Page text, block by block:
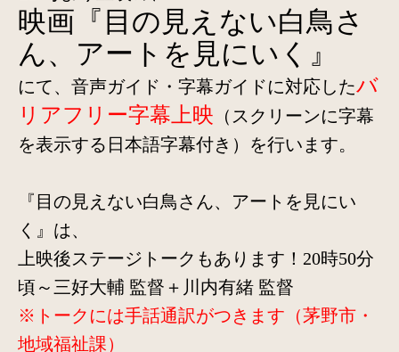
映画『目の見えない白鳥さ
ん、アートを見にいく』
にて、音声ガイド・字幕ガイドに対応したバ
リアフリー字幕上映 （スクリーンに字幕
を表示する日本語字幕付き）を行います。
『目の見えない白鳥さん、アートを見にい
く』は、
上映後ステージトークもあります！20時50分
頃～三好大輔 監督＋川内有緒 監督
※トークには手話通訳がつきます （茅野市・
地域福祉課）